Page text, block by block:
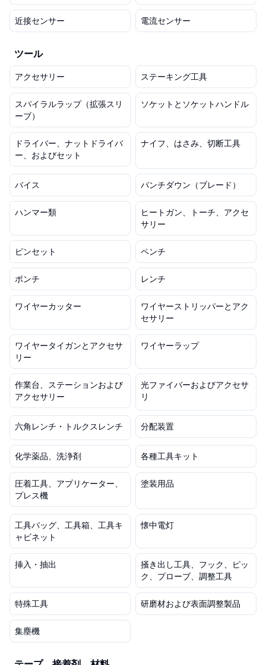
近接センサー 電流センサー
ツール
アクセサリー ステーキング工具
スパイラルラップ（拡張スリ
ーブ）
ソケットとソケットハンドル
ドライバー、ナットドライバ
ー、およびセット
ナイフ、はさみ、切断工具
バイス パンチダウン（ブレード）
ハンマー類
ヒートガン、トーチ、アクセ
サリー
ピンセット ペンチ
ポンチ レンチ
ワイヤーカッター
ワイヤーストリッパーとアク
セサリー
ワイヤータイガンとアクセサ
リー
ワイヤーラップ
作業台、ステーションおよび
アクセサリー
光ファイバーおよびアクセサ
リ
六角レンチ・トルクスレンチ 分配装置
化学薬品、洗浄剤 各種工具キット
圧着工具、アプリケーター、
プレス機
塗装用品
工具バッグ、工具箱、工具キ
ャビネット
懐中電灯
挿入・抽出
掻き出し工具、フック、ピッ
ク、プローブ、調整工具
特殊工具 研磨材および表面調整製品
集塵機